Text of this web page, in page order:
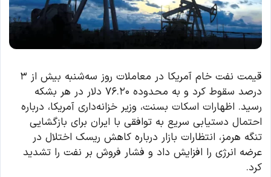
قیمت نفت خام آمریکا در معاملات روز سه‌شنبه بیش از ۳
درصد سقوط کرد و به محدوده ۷۶.۲۰ دلار در هر بشکه
رسید. اظهارات اسکات بسنت، وزیر خزانه‌داری آمریکا، درباره
احتمال دستیابی سریع به توافقی با ایران برای بازگشایی
تنگه هرمز، انتظارات بازار درباره کاهش ریسک اختلال در
عرضه انرژی را افزایش داد و فشار فروش بر نفت را تشدید
کرد.